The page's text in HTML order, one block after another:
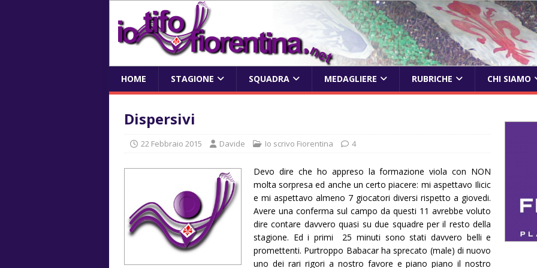
HOME STAGIONE SQUADRA MEDAGLIERE RUBRICHE CHI SIAMO
Dispersivi
22 Febbraio 2015 Davide Io scrivo Fiorentina 4
Devo dire che ho appreso la formazione viola con NON
molta sorpresa ed anche un certo piacere: mi aspettavo Ilicic
e mi aspettavo almeno 7 giocatori diversi rispetto a giovedi.
Avere una conferma sul campo da questi 11 avrebbe voluto
dire contare davvero quasi su due squadre per il resto della
stagione. Ed i primi 25 minuti sono stati davvero belli e
promettenti. Purtroppo Babacar ha sprecato (male) di nuovo
uno dei rari rigori a nostro favore e piano piano il nostro